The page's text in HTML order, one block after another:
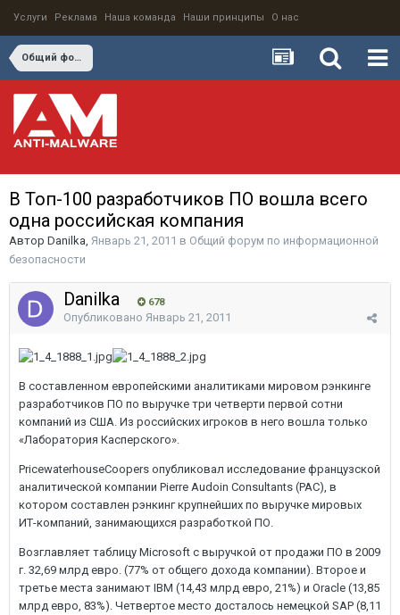
Услуги Реклама Наша команда Наши принципы О нас
Общий форум по информационной безопасности
В Топ-100 разработчиков ПО вошла всего
одна российская компания
Автор Danilka, Январь 21, 2011 в Общий форум по информационной
безопасности
Danilka 678
Опубликовано Январь 21, 2011
В составленном европейскими аналитиками мировом рэнкинге
разработчиков ПО по выручке три четверти первой сотни
компаний из США. Из российских игроков в него вошла только
«Лаборатория Касперского».
PricewaterhouseCoopers опубликовал исследование французской
аналитической компании Pierre Audoin Consultants (PAC), в
котором составлен рэнкинг крупнейших по выручке мировых
ИТ-компаний, занимающихся разработкой ПО.
Возглавляет таблицу Microsoft с выручкой от продажи ПО в 2009
г. 32,69 млрд евро. (77% от общего дохода компании). Второе и
третье места занимают IBM (14,43 млрд евро, 21%) и Oracle (13,85
млрд евро, 83%). Четвертое место досталось немецкой SAP (8,11